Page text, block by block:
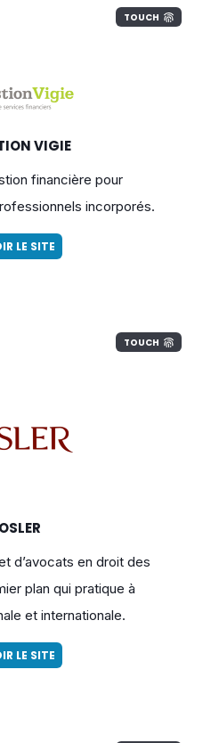
TOUCH
VIGIE
financière pour
incorporés.
LE SITE
TOUCH
OSLER
d’avocats en droit des
plan qui pratique à
et internationale.
LE SITE